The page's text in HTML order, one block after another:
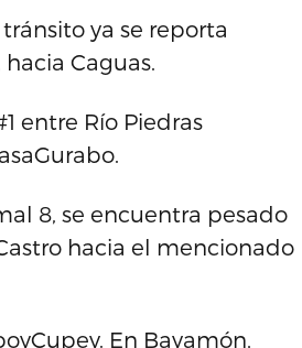
ya se reporta
Caguas.
entre Río Piedras
8, se encuentra pesado
hacia el mencionado
En Bayamón,